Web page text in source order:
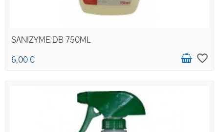
SANIZYME DB 750ML
6,00 €
favorite_border